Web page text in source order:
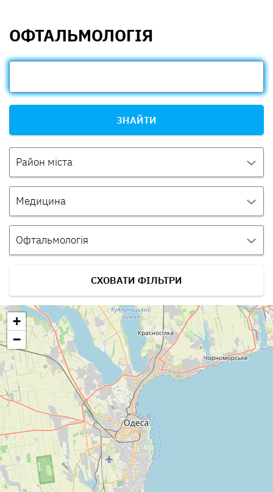
ОФТАЛЬМОЛОГІЯ
ЗНАЙТИ
Район міста
Медицина
Офтальмологія
СХОВАТИ ФІЛЬТРИ
+
−